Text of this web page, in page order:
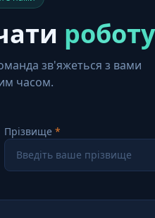
зв'яжеться з вами
часом.
Прізвище